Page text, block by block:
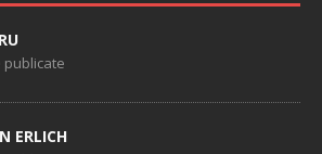
publicate
ERLICH